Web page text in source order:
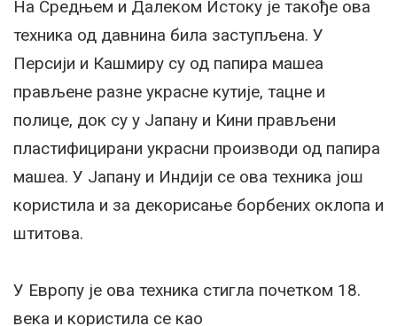
На Средњем и Далеком Истоку је такође ова
техника од давнина била заступљена. У
Персији и Кашмиру су од папира машеа
прављене разне украсне кутије, тацне и
полице, док су у Јапану и Кини прављени
пластифицирани украсни производи од папира
машеа. У Јапану и Индији се ова техника још
користила и за декорисање борбених оклопа и
штитова.
У Европу је ова техника стигла почетком 18.
века и користила се као